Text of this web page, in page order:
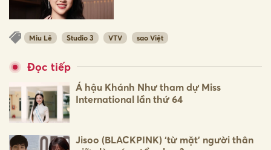
Miu Lê Studio 3 VTV sao Việt
Đọc tiếp
Á hậu Khánh Như tham dự Miss
International lần thứ 64
Jisoo (BLACKPINK) ‘từ mặt’ người thân